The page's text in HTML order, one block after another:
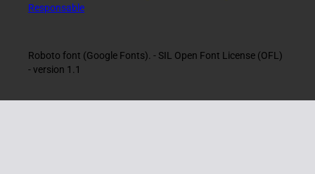
Responsable
Roboto font (Google Fonts). - SIL Open Font License (OFL)
- version 1.1